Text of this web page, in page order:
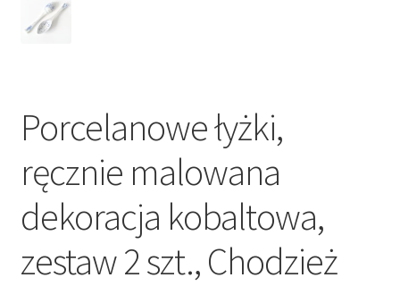
Porcelanowe łyżki,
ręcznie malowana
dekoracja kobaltowa,
zestaw 2 szt., Chodzież